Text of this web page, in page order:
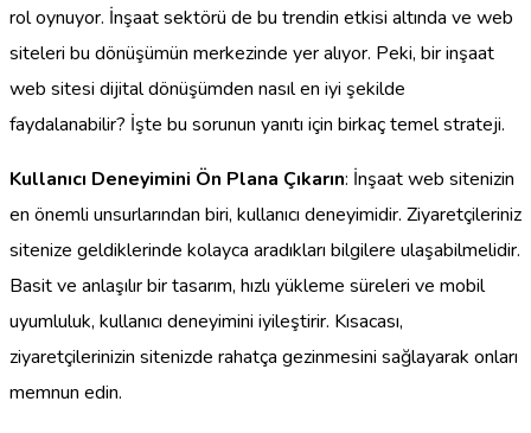
rol oynuyor. İnşaat sektörü de bu trendin etkisi altında ve web
siteleri bu dönüşümün merkezinde yer alıyor. Peki, bir inşaat
web sitesi dijital dönüşümden nasıl en iyi şekilde
faydalanabilir? İşte bu sorunun yanıtı için birkaç temel strateji.
Kullanıcı Deneyimini Ön Plana Çıkarın: İnşaat web sitenizin
en önemli unsurlarından biri, kullanıcı deneyimidir. Ziyaretçileriniz
sitenize geldiklerinde kolayca aradıkları bilgilere ulaşabilmelidir.
Basit ve anlaşılır bir tasarım, hızlı yükleme süreleri ve mobil
uyumluluk, kullanıcı deneyimini iyileştirir. Kısacası,
ziyaretçilerinizin sitenizde rahatça gezinmesini sağlayarak onları
memnun edin.